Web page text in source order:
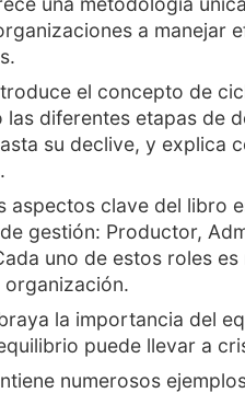
a manejar
el concepto de
las diferentes etapas de
su declive, y explica
aspectos clave del libro
gestión: Productor,
uno de estos roles
organización.
la importancia del
puede llevar a
numerosos